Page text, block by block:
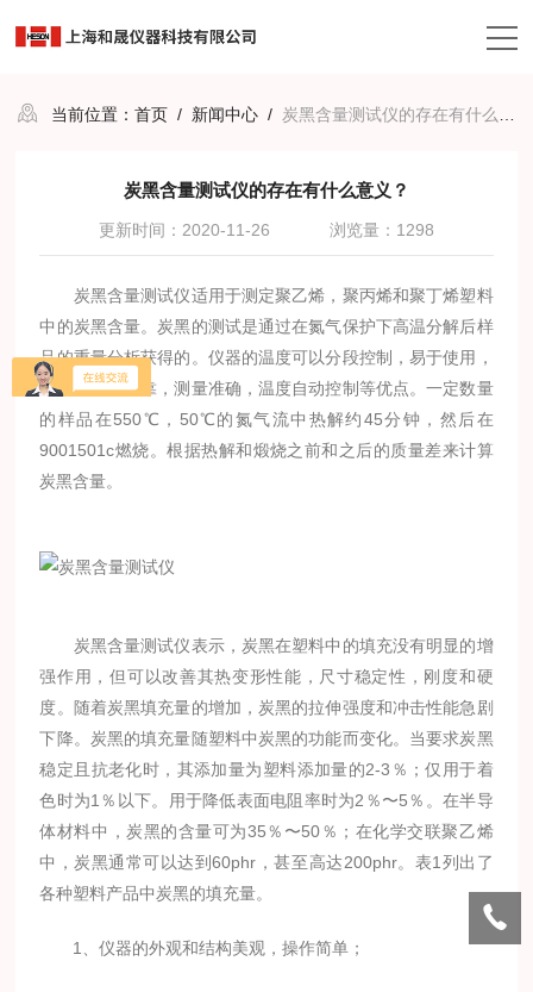
当前位置：首页 / 新闻中心 / 炭黑含量测试仪的存在有什么意义？
炭黑含量测试仪的存在有什么意义？
更新时间：2020-11-26 浏览量：1298
炭黑含量测试仪适用于测定聚乙烯，聚丙烯和聚丁烯塑料
中的炭黑含量。炭黑的测试是通过在氮气保护下高温分解后样
品的重量分析获得的。仪器的温度可以分段控制，易于使用，
易于操作，可靠，测量准确，温度自动控制等优点。一定数量
的样品在550℃，50℃的氮气流中热解约45分钟，然后在
9001501c燃烧。根据热解和煅烧之前和之后的质量差来计算
炭黑含量。
炭黑含量测试仪表示，炭黑在塑料中的填充没有明显的增
强作用，但可以改善其热变形性能，尺寸稳定性，刚度和硬
度。随着炭黑填充量的增加，炭黑的拉伸强度和冲击性能急剧
下降。炭黑的填充量随塑料中炭黑的功能而变化。当要求炭黑
稳定且抗老化时，其添加量为塑料添加量的2-3％；仅用于着
色时为1％以下。用于降低表面电阻率时为2％〜5％。在半导
体材料中，炭黑的含量可为35％〜50％；在化学交联聚乙烯
中，炭黑通常可以达到60phr，甚至高达200phr。表1列出了
各种塑料产品中炭黑的填充量。
1、仪器的外观和结构美观，操作简单；